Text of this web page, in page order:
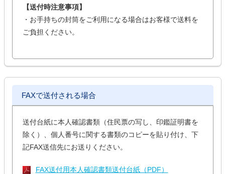
【送付時注意事項】
・お手持ちの封筒をご利用になる場合はお客様で送料を
ご負担ください。
FAXで送付される場合
送付台紙に本人確認書類（住民票の写し、印鑑証明書を
除く）、個人番号に関する書類のコピーを貼り付け、下
記FAX送信先にお送りください。
FAX送付用本人確認書類送付台紙（PDF）